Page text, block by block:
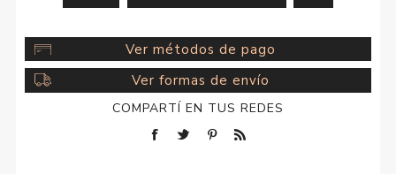
Ver métodos de pago
Ver formas de envío
COMPARTÍ EN TUS REDES